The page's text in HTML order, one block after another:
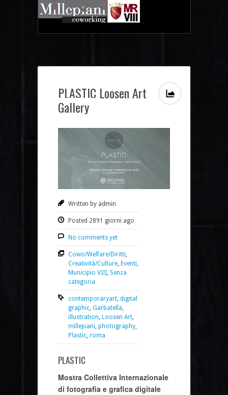
PLASTIC Loosen Art
Gallery
Written by admin
Posted 2891 giorni ago
No comments yet
Cowo/Welfare/Diritti,
Creatività/Culture, Eventi,
Municipio VIII, Senza
categoria
contemporaryart, digital
graphic, Garbatella,
illustration, Loosen Art,
millepiani, photography,
Plastic, roma
PLASTIC
Mostra Collettiva Internazionale
di fotografia e grafica digitale